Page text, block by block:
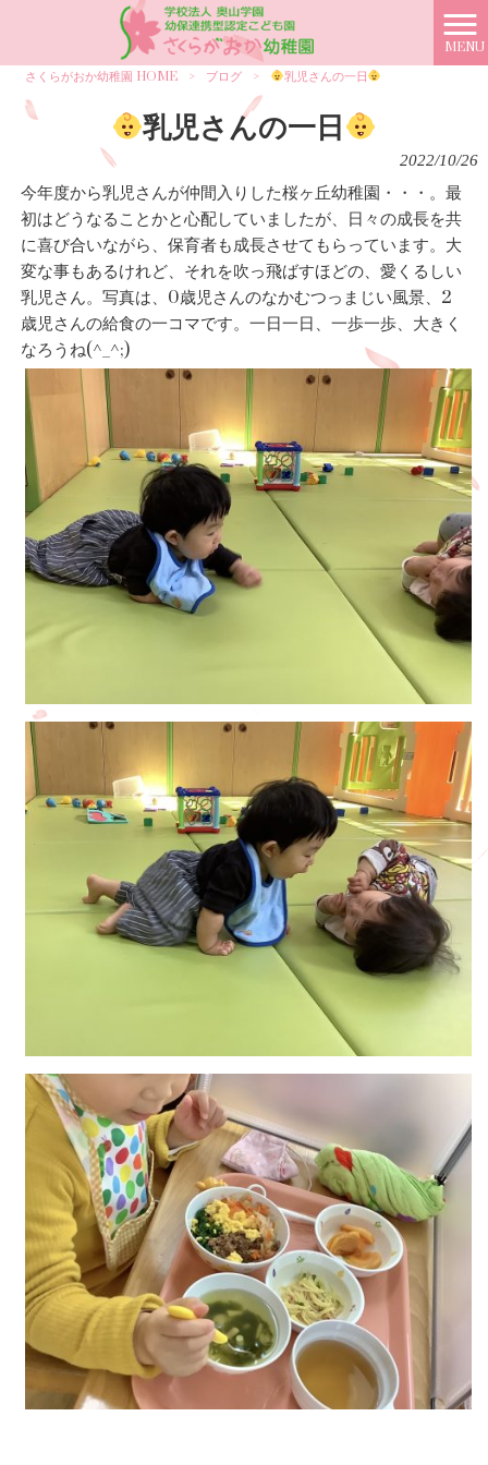
MENU
さくらがおか幼稚園 HOME
> ブログ > 乳児さんの一日
乳児さんの一日
2022/10/26
今年度から乳児さんが仲間入りした桜ヶ丘幼稚園・・・。最
初はどうなることかと心配していましたが、日々の成長を共
に喜び合いながら、保育者も成長させてもらっています。大
変な事もあるけれど、それを吹っ飛ばすほどの、愛くるしい
乳児さん。写真は、0歳児さんのなかむつっまじい風景、2
歳児さんの給食の一コマです。一日一日、一歩一歩、大きく
なろうね(^_^;)